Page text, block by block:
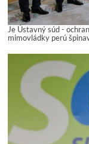
Je Ústavný súd -
mimovládky perú